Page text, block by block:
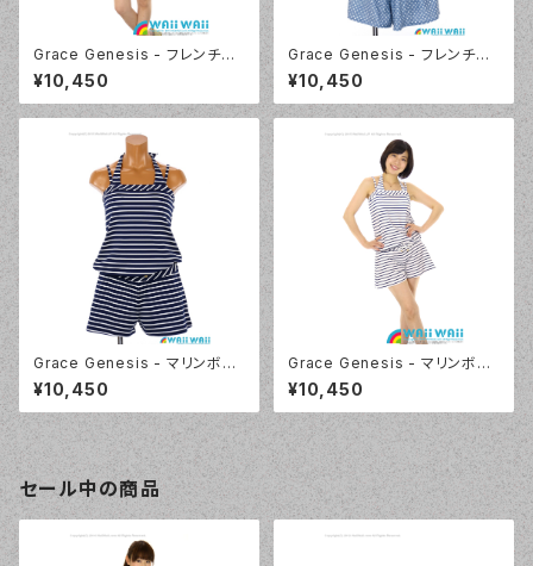
Grace Genesis - フレンチス
リーブ トリッキー4点セット（511
9 - 75:ネイビーブルー）
¥10,450
Grace Genesis - フレンチス
リーブ トリッキー4点セット（511
9 - 70:ブルー）
¥10,450
Grace Genesis - マリンボー
ダー （5117 - 75:ネイビーブル
ー）
¥10,450
Grace Genesis - マリンボー
ダー （5117 - 01:ホワイト）
¥10,450
セール中の商品